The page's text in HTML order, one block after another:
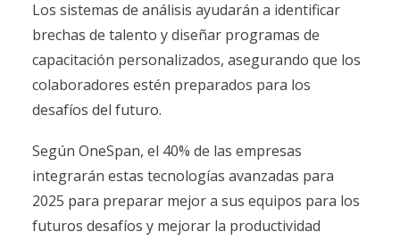
Los sistemas de análisis ayudarán a identificar
brechas de talento y diseñar programas de
capacitación personalizados, asegurando que los
colaboradores estén preparados para los
desafíos del futuro.
Según OneSpan, el 40% de las empresas
integrarán estas tecnologías avanzadas para
2025 para preparar mejor a sus equipos para los
futuros desafíos y mejorar la productividad